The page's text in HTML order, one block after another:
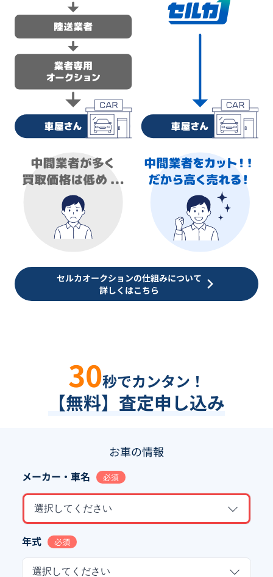
セルカオークションの仕組みについて
詳しくはこちら
30秒でカンタン！
【無料】査定申し込み
お車の情報
メーカー・車名 必須
選択してください
年式 必須
選択してください